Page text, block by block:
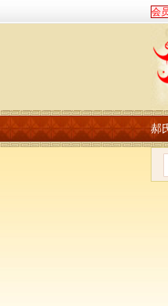
会
郝